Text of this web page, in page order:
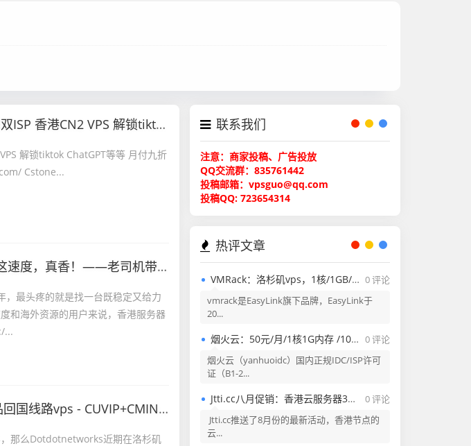
锁tiktok ChatGPT等等 月付九折 年付七五折
解锁tiktok ChatGPT等等 月付九折
Cstone...
真香！——老司机带你深度体验
最头疼的就是找一台既稳定又给力
和海外资源的用户来说，香港服务器
...
- 永续8折！（仅限月付周期）
那么Dotdotnetworks近期在洛杉矶
联系我们
注意：商家投稿、广告投放
QQ交流群：835761442
投稿邮箱：vpsguo@qq.com
投稿QQ: 723654314
热评文章
0 评论
VMRack：洛杉矶vps，1核/1GB/50GB/300GB@200Mbps带宽，$3/月，AS9929+CMIN2+电信CN2 GIA线路等其它产品，含测评报告！
vmrack是EasyLink旗下品牌，EasyLink于
20...
0 评论
烟火云：50元/月/1核1G内存 /10G SSD空间/2TB流量/100Mbps端口/KVM/美国NTT双ISP家宽/CMIN2&9929评测（量大3x元）
烟火云（yanhuoidc）国内正规IDC/ISP许可
证（B1-2...
0 评论
Jtti.cc八月促销：香港云服务器3折，最低月付$2.77起，香港专用服务器限时特价$148
Jtti.cc推送了8月份的最新活动，香港节点的
云...